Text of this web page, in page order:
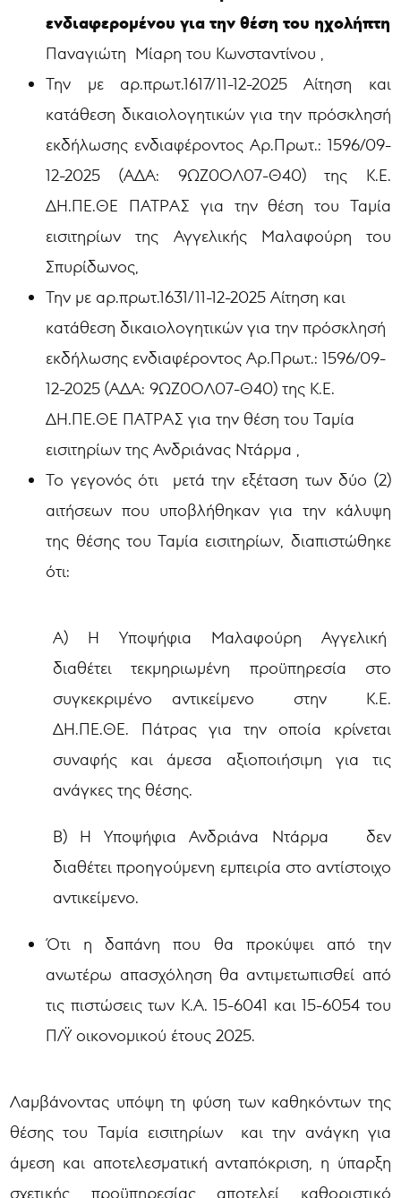
ενδιαφερομένου για την θέση του ηχολήπτη
Παναγιώτη Μίαρη του Κωνσταντίνου ,
Την με αρ.πρωτ.1617/11-12-2025Αίτηση και
κατάθεση δικαιολογητικών για την πρόσκλησή
εκδήλωσης ενδιαφέροντος Αρ.Πρωτ.: 1596/09-
12-2025 (ΑΔΑ: 9ΩΖ0ΟΛ07-Θ40) της Κ.Ε.
ΔΗ.ΠΕ.ΘΕ ΠΑΤΡΑΣ για την θέσητου Ταμία
εισιτηρίωντης Αγγελικής Μαλαφούρη του
Σπυρίδωνος,
Την με αρ.πρωτ.1631/11-12-2025 Αίτηση και
κατάθεση δικαιολογητικών για την πρόσκλησή
εκδήλωσης ενδιαφέροντος Αρ.Πρωτ.: 1596/09-
12-2025 (ΑΔΑ: 9ΩΖ0ΟΛ07-Θ40) της Κ.Ε.
ΔΗ.ΠΕ.ΘΕ ΠΑΤΡΑΣ για την θέση του Ταμία
εισιτηρίων τηςΑνδριάνας Ντάρμα
Το γεγονός ότι μετά την εξέταση των δύο (2)
αιτήσεων που υποβλήθηκαν για την κάλυψη
της θέσης του Ταμία εισιτηρίων , διαπιστώθηκε
ότι:
Α) Η Υποψήφια Μαλαφούρη Αγγελική
διαθέτει τεκμηριωμένη προϋπηρεσία στο
συγκεκριμένο αντικείμενο στην Κ.Ε.
ΔΗ.ΠΕ.ΘΕ. Πάτρας για την οποία κρίνεται
συναφής και άμεσα αξιοποιήσιμη για τις
ανάγκες της θέσης.
Β) Η Υποψήφια Ανδριάνα Ντάρμα δεν
διαθέτει προηγούμενη εμπειρία στο αντίστοιχο
αντικείμενο.
Ότι η δαπάνη που θα προκύψει από την
ανωτέρω απασχόληση θα αντιμετωπισθεί από
τις πιστώσεις των Κ.Α. 15-6041 και 15-6054 του
Π/Ϋ οικονομικού έτους 2025.
Λαμβάνοντας υπόψη τη φύση των καθηκόντων της
θέσης του Ταμία εισιτηρίων και την ανάγκη για
άμεση και αποτελεσματική ανταπόκριση, η ύπαρξη
σχετικής προϋπηρεσίας αποτελεί καθοριστικό